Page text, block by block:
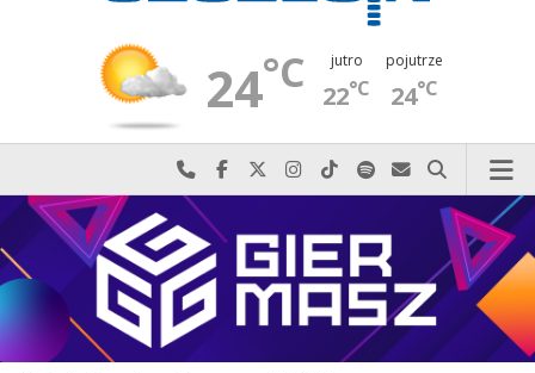
24°C jutro
22°C
pojutrze
24°C
Najlepiej po prostu do nas zadzwoń
Odwiedź nas na Facebook-u
Odwiedź nas na X
Odwiedź nas na Instagram-ie
Odwiedź nas na TikTok-u
Szukaj nas na Spotify
Wyślij do nas
Szukaj